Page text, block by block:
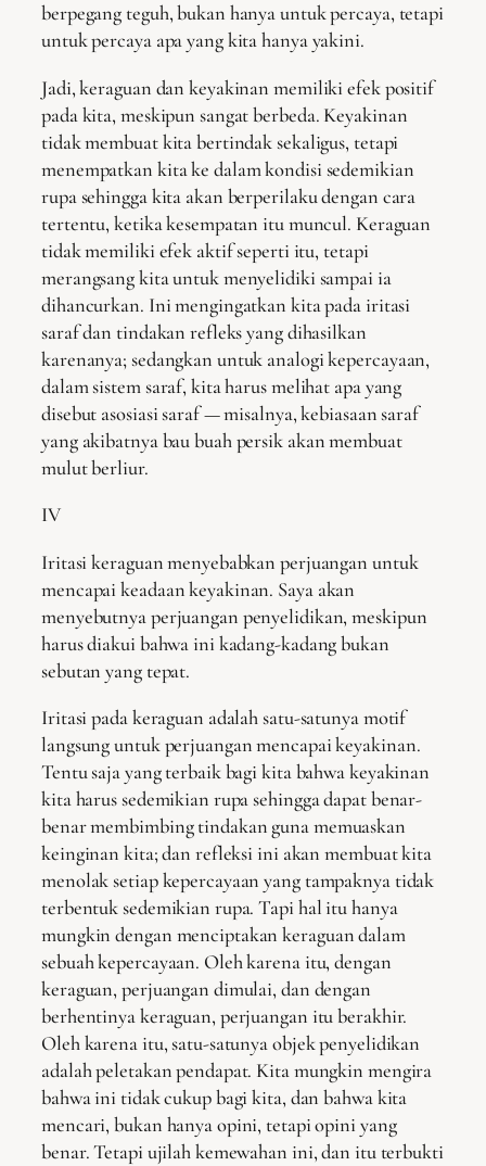
berpegang teguh, bukan hanya untuk percaya, tetapi
untuk percaya apa yang kita hanya yakini.
Jadi, keraguan dan keyakinan memiliki efek positif
pada kita, meskipun sangat berbeda. Keyakinan
tidak membuat kita bertindak sekaligus, tetapi
menempatkan kita ke dalam kondisi sedemikian
rupa sehingga kita akan berperilaku dengan cara
tertentu, ketika kesempatan itu muncul. Keraguan
tidak memiliki efek aktif seperti itu, tetapi
merangsang kita untuk menyelidiki sampai ia
dihancurkan. Ini mengingatkan kita pada iritasi
saraf dan tindakan refleks yang dihasilkan
karenanya; sedangkan untuk analogi kepercayaan,
dalam sistem saraf, kita harus melihat apa yang
disebut asosiasi saraf — misalnya, kebiasaan saraf
yang akibatnya bau buah persik akan membuat
mulut berliur.
IV
Iritasi keraguan menyebabkan perjuangan untuk
mencapai keadaan keyakinan. Saya akan
menyebutnya perjuangan penyelidikan, meskipun
harus diakui bahwa ini kadang-kadang bukan
sebutan yang tepat.
Iritasi pada keraguan adalah satu-satunya motif
langsung untuk perjuangan mencapai keyakinan.
Tentu saja yang terbaik bagi kita bahwa keyakinan
kita harus sedemikian rupa sehingga dapat benar-
benar membimbing tindakan guna memuaskan
keinginan kita; dan refleksi ini akan membuat kita
menolak setiap kepercayaan yang tampaknya tidak
terbentuk sedemikian rupa. Tapi hal itu hanya
mungkin dengan menciptakan keraguan dalam
sebuah kepercayaan. Oleh karena itu, dengan
keraguan, perjuangan dimulai, dan dengan
berhentinya keraguan, perjuangan itu berakhir.
Oleh karena itu, satu-satunya objek penyelidikan
adalah peletakan pendapat. Kita mungkin mengira
bahwa ini tidak cukup bagi kita, dan bahwa kita
mencari, bukan hanya opini, tetapi opini yang
benar. Tetapi ujilah kemewahan ini, dan itu terbukti